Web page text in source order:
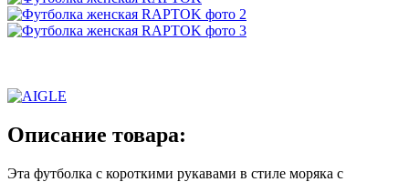
Описание товара:
Эта футболка с короткими рукавами в стиле моряка с